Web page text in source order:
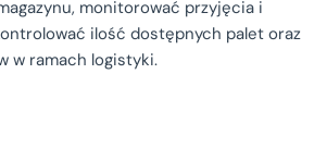
monitorować przyjęcia i
ilość dostępnych palet oraz
w ramach logistyki.